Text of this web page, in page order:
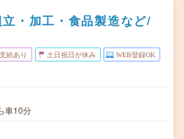
立・加工・食品製造など/
給あり 土日祝日が休み WEB登録OK
車10分